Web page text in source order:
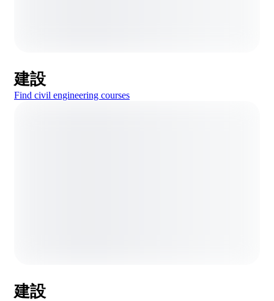
建設
Find civil engineering courses
建設